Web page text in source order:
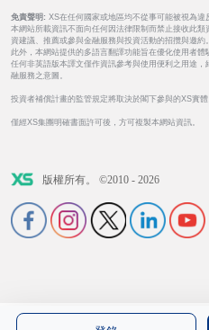
免責聲明: XS在任何國家或地區均不從事可能被視為違
本網站所載資訊不面向任何因法律限制而禁止接收此
資建議、推薦或參與金融服務與投資活動的招攬與邀約。
此外，本網站提供的多語言翻譯功能旨在優化使用者體
任何非英語版本譯文僅作資訊參考與使用便利之用途
融服務之意圖。
投資者補償計畫的監管規定將取決於閣下參與的XS實體
僅經XS集團明確書面許可後，方可複製本網站資訊。
版權所有。 ©2010 - 2026